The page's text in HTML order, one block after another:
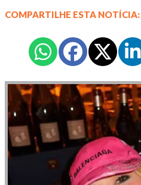
COMPARTILHE ESTA NOTÍCIA: